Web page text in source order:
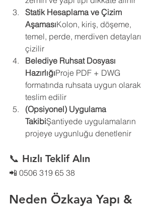
Statik Hesaplama ve Çizim
AşamasıKolon, kiriş, döşeme,
temel, perde, merdiven detayları
çizilir
Belediye Ruhsat Dosyası
HazırlığıProje PDF + DWG
formatında ruhsata uygun olarak
teslim edilir
(Opsiyonel) Uygulama
TakibiŞantiyede uygulamaların
projeye uygunluğu denetlenir
📞 Hızlı Teklif Alın
📲 0506 319 65 38
Neden Özkaya Yapı &